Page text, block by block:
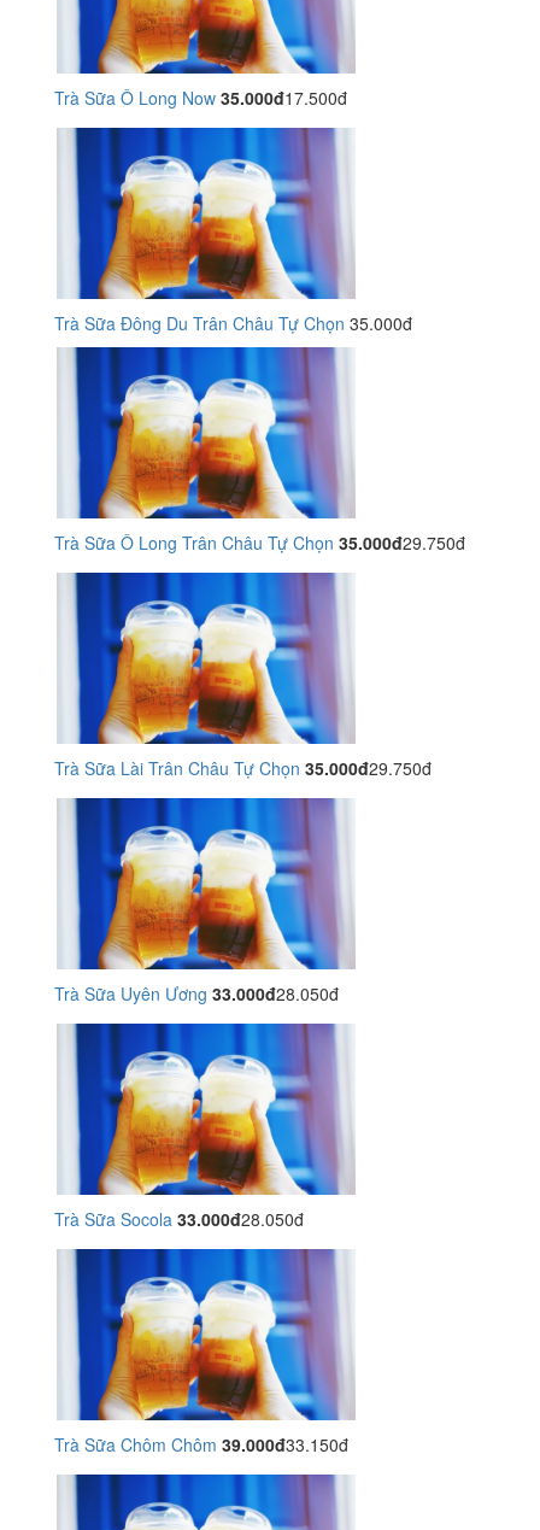
Trà Sữa Ô Long Now 35.000đ17.500đ
Trà Sữa Đông Du Trân Châu Tự Chọn 35.000đ
Trà Sữa Ô Long Trân Châu Tự Chọn 35.000đ29.750đ
Trà Sữa Lài Trân Châu Tự Chọn 35.000đ29.750đ
Trà Sữa Uyên Ương 33.000đ28.050đ
Trà Sữa Socola 33.000đ28.050đ
Trà Sữa Chôm Chôm 39.000đ33.150đ